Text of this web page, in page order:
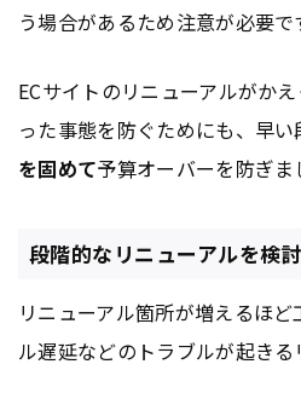
う場合があるため注意が必要で
ECサイトのリニューアルがか
った事態を防ぐためにも、早い
を固めて予算オーバーを防ぎま
段階的なリニューアルを検
リニューアル箇所が増えるほ
ル遅延などのトラブルが起きる